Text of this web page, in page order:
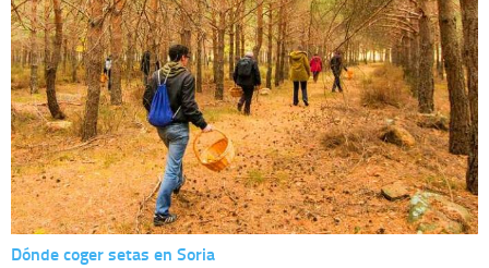
Información complementaria:Puede consultar la información adicional y
detallada sobre cómo tratamos sus datos en lapolítica de privacidad
Dónde coger setas en Soria